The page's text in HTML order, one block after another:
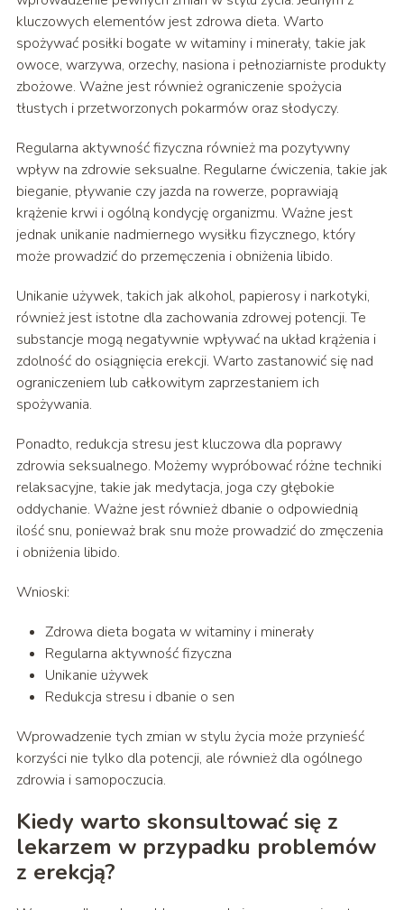
kluczowych elementów jest zdrowa dieta. Warto
spożywać posiłki bogate w witaminy i minerały, takie jak
owoce, warzywa, orzechy, nasiona i pełnoziarniste produkty
zbożowe. Ważne jest również ograniczenie spożycia
tłustych i przetworzonych pokarmów oraz słodyczy.
Regularna aktywność fizyczna również ma pozytywny
wpływ na zdrowie seksualne. Regularne ćwiczenia, takie jak
bieganie, pływanie czy jazda na rowerze, poprawiają
krążenie krwi i ogólną kondycję organizmu. Ważne jest
jednak unikanie nadmiernego wysiłku fizycznego, który
może prowadzić do przemęczenia i obniżenia libido.
Unikanie używek, takich jak alkohol, papierosy i narkotyki,
również jest istotne dla zachowania zdrowej potencji. Te
substancje mogą negatywnie wpływać na układ krążenia i
zdolność do osiągnięcia erekcji. Warto zastanowić się nad
ograniczeniem lub całkowitym zaprzestaniem ich
spożywania.
Ponadto, redukcja stresu jest kluczowa dla poprawy
zdrowia seksualnego. Możemy wypróbować różne techniki
relaksacyjne, takie jak medytacja, joga czy głębokie
oddychanie. Ważne jest również dbanie o odpowiednią
ilość snu, ponieważ brak snu może prowadzić do zmęczenia
i obniżenia libido.
Wnioski:
Zdrowa dieta bogata w witaminy i minerały
Regularna aktywność fizyczna
Unikanie używek
Redukcja stresu i dbanie o sen
Wprowadzenie tych zmian w stylu życia może przynieść
korzyści nie tylko dla potencji, ale również dla ogólnego
zdrowia i samopoczucia.
Kiedy warto skonsultować się z
lekarzem w przypadku problemów
z erekcją?